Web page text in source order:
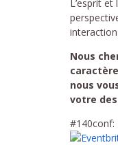
L’esprit
Nous
nous
votre
#140conf: